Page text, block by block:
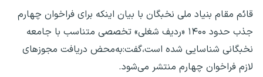
قائم مقام بنیاد ملی نخبگان با بیان اینکه برای فراخوان چهارم
جذب حدود ۱۴۰۰ «ردیف شغلی» تخصصی متناسب با جامعه
نخبگانی شناسایی شده است،گفت:به‌محض دریافت مجوزهای
لازم فراخوان چهارم منتشر می‌شود.